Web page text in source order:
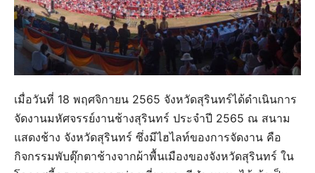
เมื่อวันที่ 18 พฤศจิกายน 2565 จังหวัดสุรินทร์ได้ดำเนินการ
จัดงานมหัศจรรย์งานช้างสุรินทร์ ประจำปี 2565 ณ สนาม
แสดงช้าง จังหวัดสุรินทร์ ซึ่งมีไฮไลท์ของการจัดงาน คือ
กิจกรรมพับตุ๊กตาช้างจากผ้าพื้นเมืองของจังหวัดสุรินทร์ ใน